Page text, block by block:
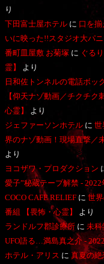
り
下田富士屋ホテル に 口を
いに映った!!スタジオ大パ
番町皿屋敷 お菊塚 に ぐる
霊】
より
日和佐トンネルの電話ボッ
【仰天ナゾ動画／チクチク
心霊】
より
ジェファーソンホテル に 世
界のナゾ動画！現場直撃／
より
ヨコザワ・プロダクション
愛子”秘蔵テープ解禁 - 2022
COCO CAFE RELIEF に 世
番組 【畏怖・心霊】
より
ランドルフ郡診療所 に 未
UFO語る…満島真之介 -
ホテル・アリス に 真夏の絶